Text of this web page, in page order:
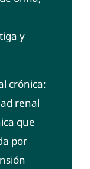
y
crónica:
renal
que
por